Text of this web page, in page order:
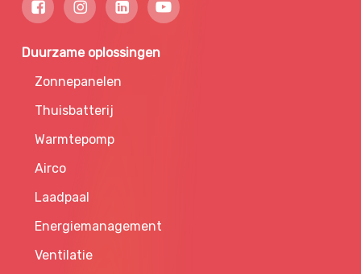
Duurzame oplossingen
Zonnepanelen
Thuisbatterij
Warmtepomp
Airco
Laadpaal
Energiemanagement
Ventilatie